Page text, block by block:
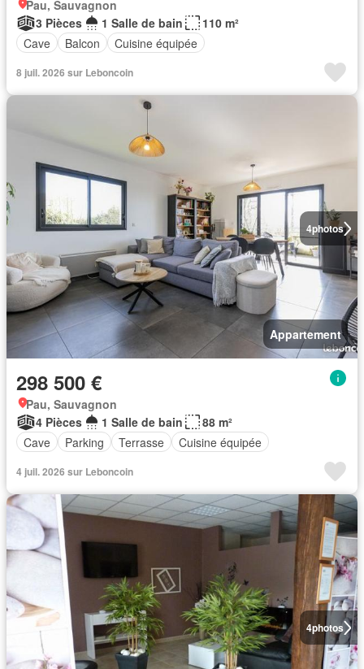
Pau, Sauvagnon
3 Pièces
1 Salle de bain
110 m²
Cave
Balcon Cuisine équipée
8 juil. 2026 sur Leboncoin
4photos
Appartement
298 500 €
Pau, Sauvagnon
4 Pièces
1 Salle de bain
88 m²
Cave
Parking Terrasse Cuisine équipée
4 juil. 2026 sur Leboncoin
4photos